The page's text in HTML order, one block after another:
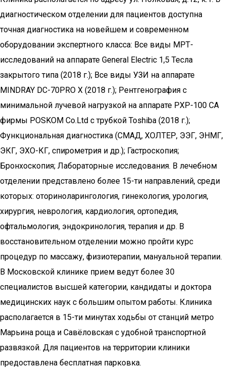
диагностическом отделении для пациентов доступна
точная диагностика на новейшем и современном
оборудовании экспертного класса: Все виды МРТ-
исследований на аппарате General Electric 1,5 Тесла
закрытого типа (2018 г.); Все виды УЗИ на аппарате
MINDRAY DC-70PRO X (2018 г.); Рентгенография с
минимальной лучевой нагрузкой на аппарате PXP-100 CA
фирмы POSKOM Co.Ltd с трубкой Toshiba (2018 г.);
Функциональная диагностика (СМАД, ХОЛТЕР, ЭЭГ, ЭНМГ,
ЭКГ, ЭХО-КГ, спирометрия и др.); Гастроскопия;
Бронхоскопия; Лабораторные исследования. В лечебном
отделении представлено более 15-ти направлений, среди
которых: оториноларингология, гинекология, урология,
хирургия, неврология, кардиология, ортопедия,
офтальмология, эндокринология, терапия и др. В
восстановительном отделении можно пройти курс
процедур по массажу, физиотерапии, мануальной терапии.
В Московской клинике прием ведут более 30
специалистов высшей категории, кандидаты и доктора
медицинских наук с большим опытом работы. Клиника
располагается в 15-ти минутах ходьбы от станций метро
Марьина роща и Савёловская с удобной транспортной
развязкой. Для пациентов на территории клиники
предоставлена бесплатная парковка.